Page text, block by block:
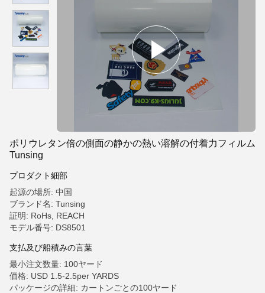
ポリウレタン倍の側面の静かの熱い溶解の付着力フィルム
Tunsing
プロダクト細部
起源の場所: 中国
ブランド名: Tunsing
証明: RoHs, REACH
モデル番号: DS8501
支払及び船積みの言葉
最小注文数量: 100ヤード
価格: USD 1.5-2.5per YARDS
パッケージの詳細: カートンごとの100ヤード